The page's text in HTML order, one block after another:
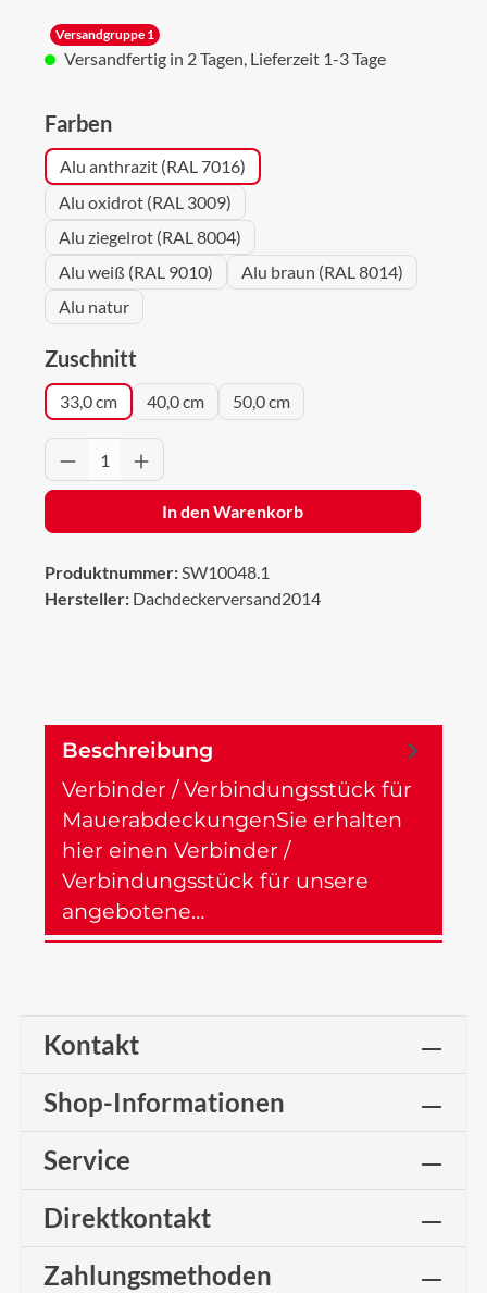
Versandgruppe 1
Versandfertig in 2 Tagen, Lieferzeit 1-3 Tage
Farbenauswählen
Alu anthrazit (RAL 7016)
Alu oxidrot (RAL 3009)
Alu ziegelrot (RAL 8004)
Alu weiß (RAL 9010)
Alu braun (RAL 8014)
Alu natur
Zuschnitt
33,0 cm 40,0 cm 50,0 cm
Produkt Anzahl: Gib den gewünschten
In den Warenkorb
Produktnummer:SW10048.1
Hersteller: Dachdeckerversand2014
Beschreibung
Verbinder / Verbindungsstück für
MauerabdeckungenSie erhalten
hier einen Verbinder /
Verbindungsstück für unsere
angebotene…
Kontakt
Shop-Informationen
Service
Direktkontakt
Zahlungsmethoden